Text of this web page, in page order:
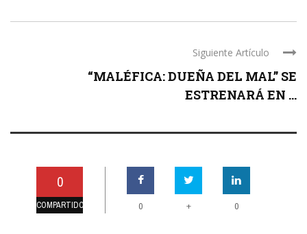
Siguiente Artículo
“MALÉFICA: DUEÑA DEL MAL” SE
ESTRENARÁ EN ...
0
COMPARTIDO 0 + 0